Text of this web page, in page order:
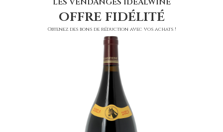
offre fidélité
Obtenez des bons de réduction avec vos achats !